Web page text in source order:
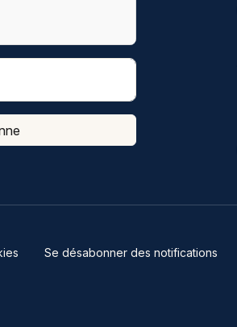
Se désabonner des notifications